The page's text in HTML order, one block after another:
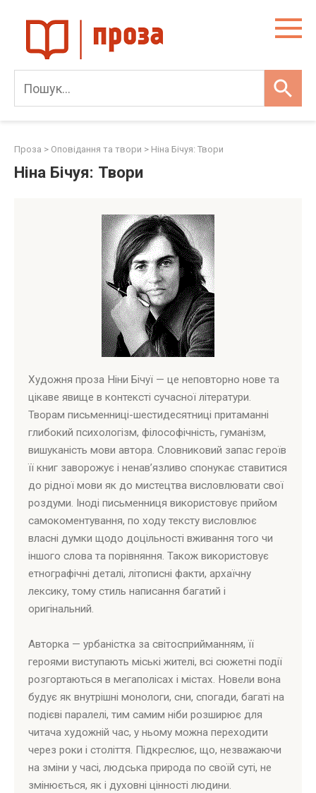
content
Проза > Оповідання та твори > Ніна Бічуя: Твори
Ніна Бічуя: Твори
Художня проза Ніни Бічуї — це неповторно нове та
цікаве явище в контексті сучасної літератури.
Творам письменниці-шестидесятниці притаманні
глибокий психологізм, філософічність, гуманізм,
вишуканість мови автора. Словниковий запас героїв
її книг заворожує і ненав’язливо спонукає ставитися
до рідної мови як до мистецтва висловлювати свої
роздуми. Іноді письменниця використовує прийом
самокоментування, по ходу тексту висловлює
власні думки щодо доцільності вживання того чи
іншого слова та порівняння. Також використовує
етнографічні деталі, літописні факти, архаїчну
лексику, тому стиль написання багатий і
оригінальний.
Авторка — урбаністка за світосприйманням, її
героями виступають міські жителі, всі сюжетні події
розгортаються в мегаполісах і містах. Новели вона
будує як внутрішні монологи, сни, спогади, багаті на
подієві паралелі, тим самим ніби розширює для
читача художній час, у ньому можна переходити
через роки і століття. Підкреслює, що, незважаючи
на зміни у часі, людська природа по своїй суті, не
змінюється, як і духовні цінності людини.